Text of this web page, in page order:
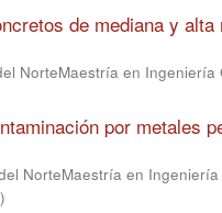
de mediana y
NorteMaestría en
por metales
NorteMaestría en
)